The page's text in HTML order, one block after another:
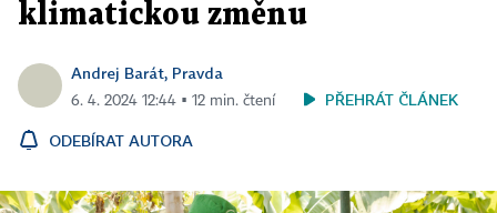
klimatickou změnu
Andrej Barát, Pravda
6. 4. 2024 12:44 ▪ 12 min. čtení PŘEHRÁT ČLÁNEK
ODEBÍRAT AUTORA